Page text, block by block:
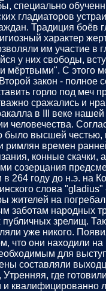
специально
гладиаторов
Традиция боёв
характер
им участие в
у них свободы,
мёртвыми". С этого
закон - полное
горло под меч
сражались и
в III веке
высшей честью,
римлян времен
конные
созерцания
в 264 году до н.э.
слова
жителей на
заботам народных
зрелищ.
уже никого.
что они находили
для
составляли
где
квалифицированно